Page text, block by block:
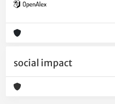
social impact